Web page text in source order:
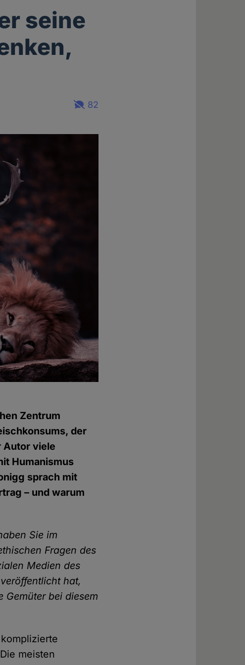
seine
82
Zentrum
der
Autor viele
Humanismus
sprach mit
– und warum
Sie im
Fragen des
Medien des
hat,
bei diesem
meisten